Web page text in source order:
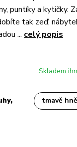
puntíky a kytičky.
tak zeď,
... celý popis
Skladem